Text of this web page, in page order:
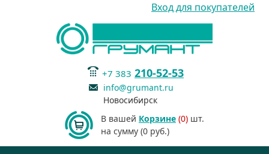
Вход для покупателей
+7 383 210-52-53
info@grumant.ru
Новосибирск
В вашей Корзине (0) шт.
на сумму (0 руб.)